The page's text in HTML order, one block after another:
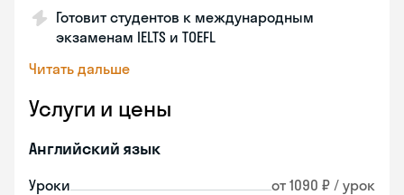
Готовит студентов к международным
экзаменам IELTS и TOEFL
Читать дальше
Услуги и цены
Английский язык
Уроки от 1090 ₽ / урок